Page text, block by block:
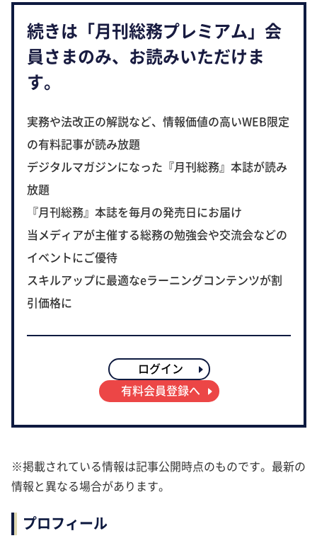
続きは「月刊総務プレミアム」会
員さまのみ、お読みいただけま
す。
実務や法改正の解説など、情報価値の高いWEB限定
の有料記事が読み放題
デジタルマガジンになった『月刊総務』本誌が読み
放題
『月刊総務』本誌を毎月の発売日にお届け
当メディアが主催する総務の勉強会や交流会などの
イベントにご優待
スキルアップに最適なeラーニングコンテンツが割
引価格に
ログイン
有料会員登録へ
※掲載されている情報は記事公開時点のものです。最新の
情報と異なる場合があります。
プロフィール